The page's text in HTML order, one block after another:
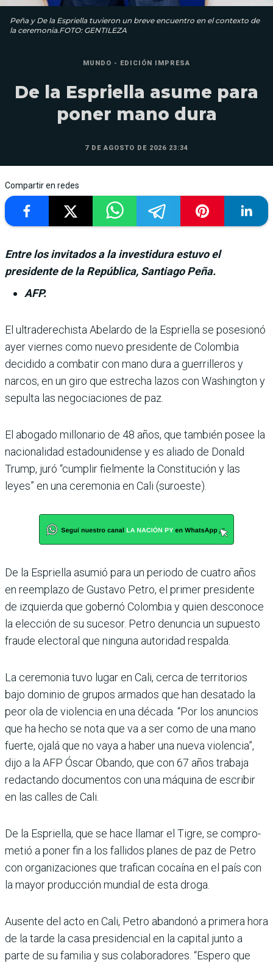
Peña y De la Espriella tuvieron un breve encuentro en el contexto de
la ceremonia.FOTO: GENTILEZA
MUNDO - EDICIÓN IMPRESA
De la Espriella asume para
poner mano dura
7 DE AGOSTO DE 2026 23:34
Compartir en redes
Entre los invitados a la investidura estuvo el
presidente de la República, Santiago Peña.
AFP.
El ultraderechista Abe­lardo de la Espriella se posesionó
ayer viernes como nuevo presi­dente de Colombia
decidido a combatir con mano dura a guerrilleros y
narcos, en un giro que estrecha lazos con Washington y
sepulta las negociaciones de paz.
El abogado millonario de 48 años, que también posee la
nacionalidad estadouni­dense y es aliado de Donald
Trump, juró “cumplir fiel­mente la Constitución y las
leyes” en una ceremonia en Cali (suroeste).
De la Espriella asumió para un periodo de cuatro años
en reemplazo de Gustavo Petro, el primer presidente
de izquierda que gobernó Colombia y quien desconoce
la elección de su sucesor. Petro denuncia un supuesto
fraude electoral que ninguna autoridad respalda.
La ceremonia tuvo lugar en Cali, cerca de territorios
bajo dominio de grupos armados que han desatado la
peor ola de violencia en una década. “Por los anuncios
que ha hecho se nota que va a ser como de una mano
fuerte, ojalá que no vaya a haber una nueva violencia”,
dijo a la AFP Óscar Obando, que con 67 años trabaja
redac­tando documentos con una máquina de escribir
en las calles de Cali.
De la Espriella, que se hace llamar el Tigre, se compro­
metió a poner fin a los falli­dos planes de paz de Petro
con organizaciones que tra­fican cocaína en el país con
la mayor producción mundial de esta droga.
Ausente del acto en Cali, Petro abandonó a primera hora
de la tarde la casa pre­sidencial en la capital junto a
parte de su familia y sus cola­boradores. “Espero que